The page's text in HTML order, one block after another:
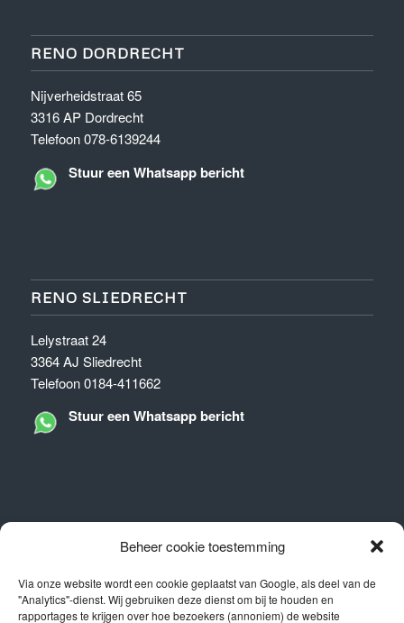
Beheer cookie toestemming
Via onze website wordt een cookie geplaatst van Google, als deel van de
"Analytics"-dienst. Wij gebruiken deze dienst om bij te houden en
rapportages te krijgen over hoe bezoekers (annoniem) de website
RENO DORDRECHT
Nijverheidstraat 65
3316 AP Dordrecht
Telefoon 078-6139244
Stuur een Whatsapp bericht
RENO SLIEDRECHT
Lelystraat 24
3364 AJ Sliedrecht
Telefoon 0184-411662
Stuur een Whatsapp bericht
OPENINGSTIJDEN
Showroom
Ma – Vr 09.00 – 17.00